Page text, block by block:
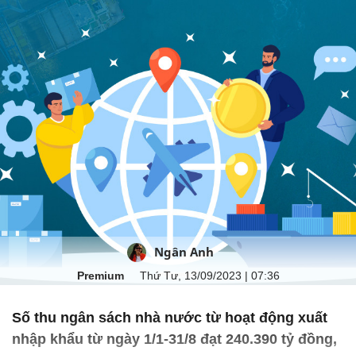
Ngân Anh
Premium Thứ Tư, 13/09/2023 | 07:36
Số thu ngân sách nhà nước từ hoạt động xuất
nhập khẩu từ ngày 1/1-31/8 đạt 240.390 tỷ đồng,